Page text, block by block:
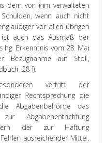
dem von ihm verwalteten
wenn auch nicht
vor allen übrigen
auch das Ausmaß der
hg. Erkenntnis vom 28. Mai
Bezugnahme auf Stoll,
28 f).
vertritt der
Rechtsprechung die
Abgabenbehörde das
Abgabenentrichtung
der zur Haftung
ausreichender Mittel.